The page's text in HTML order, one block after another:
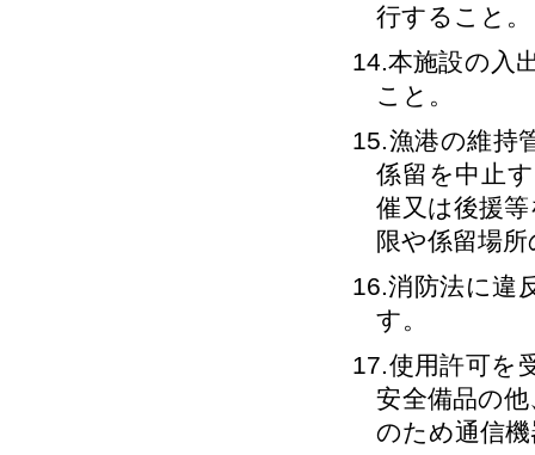
行すること。
14.本施設の入
こと。
15.漁港の維持
係留を中止
催又は後援
限や係留場
16.消防法に違
す。
17.使用許可を
安全備品の
のため通信